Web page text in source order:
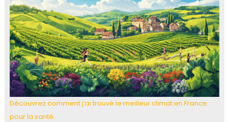
Découvrez comment j’ai trouvé le meilleur climat en France
pour la santé.